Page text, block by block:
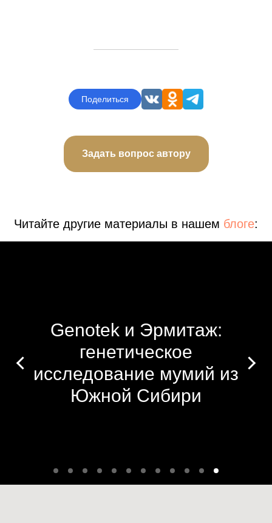
Поделиться
Задать вопрос автору
Читайте другие материалы в нашем блоге:
Genotek и Эрмитаж:
генетическое
исследование мумий из
Южной Сибири